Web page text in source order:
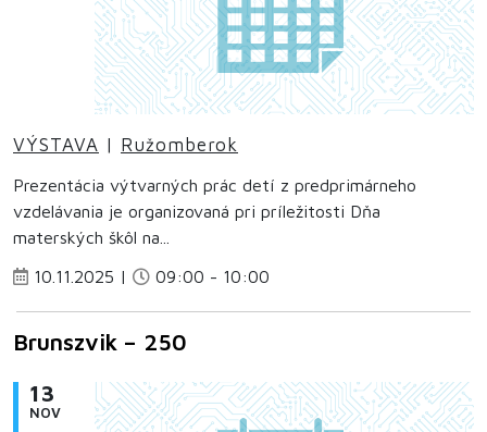
VÝSTAVA | Ružomberok
Prezentácia výtvarných prác detí z predprimárneho
vzdelávania je organizovaná pri príležitosti Dňa
materských škôl na...
10.11.2025 |
09:00 - 10:00
Brunszvik – 250
13
NOV